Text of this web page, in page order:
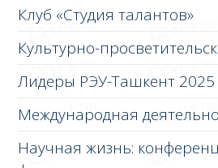
Клуб «Студия талантов»
Культурно-
Лидеры РЭУ-Ташкент 2025
Международная
Научная жизнь: